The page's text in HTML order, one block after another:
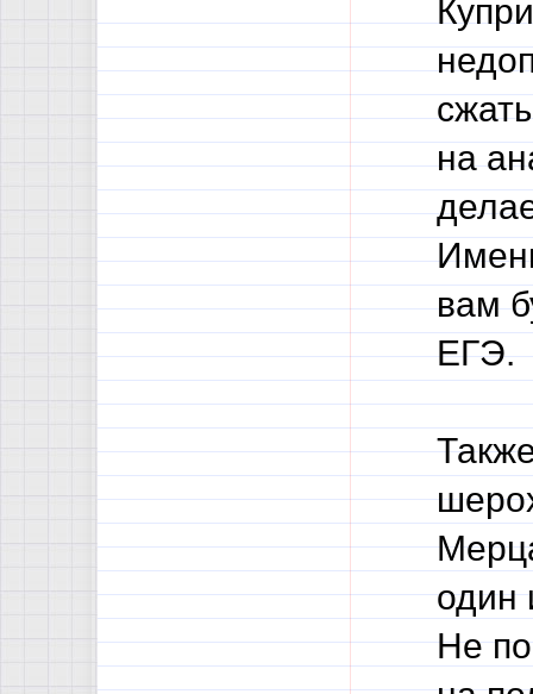
на
вам
ЕГЭ.
один
Не